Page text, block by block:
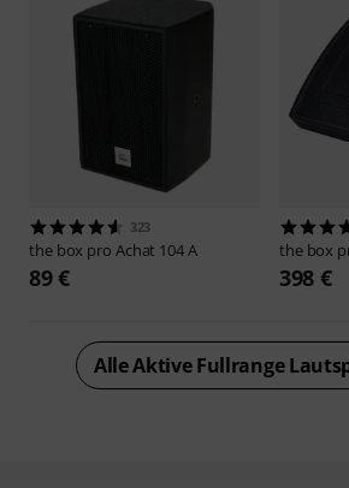
323
the box pro Achat 104 A
89 €
the box
398 €
Alle Aktive Fullrange